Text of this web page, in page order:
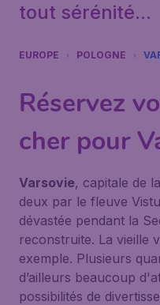
tout sérénité...
EUROPE POLOGNE
Réservez
cher pour
Varsovie, capitale de
deux par le fleuve
dévastée pendant la
reconstruite. La vieille
exemple. Plusieurs
d’ailleurs beaucoup
possibilités de